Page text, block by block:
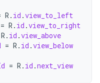
R . id .view_to_left
= R . id .view_to_right
R . id .view_above
= R . id .view_below
= R . id .next_view